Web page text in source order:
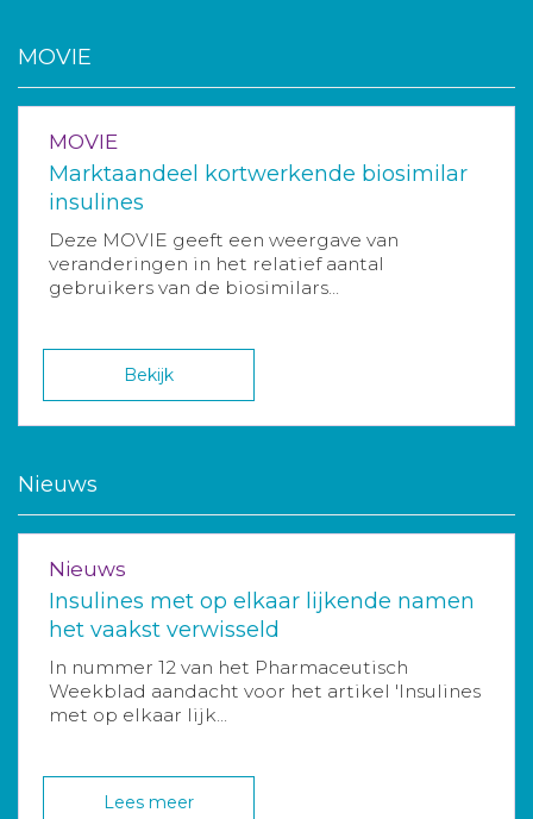
MOVIE
MOVIE
Marktaandeel kortwerkende biosimilar
insulines
Deze MOVIE geeft een weergave van
veranderingen in het relatief aantal
gebruikers van de biosimilars...
Bekijk
Nieuws
Nieuws
Insulines met op elkaar lijkende namen
het vaakst verwisseld
In nummer 12 van het Pharmaceutisch
Weekblad aandacht voor het artikel 'Insulines
met op elkaar lijk...
Lees meer